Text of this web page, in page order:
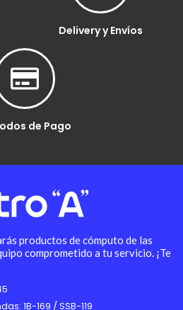
Delivery y Envíos
de Pago
productos de cómputo de las
comprometido a tu servicio. ¡Te
1B-169 / SSB-119